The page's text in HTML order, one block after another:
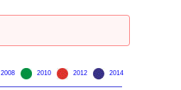
2008 2010 2012 2014